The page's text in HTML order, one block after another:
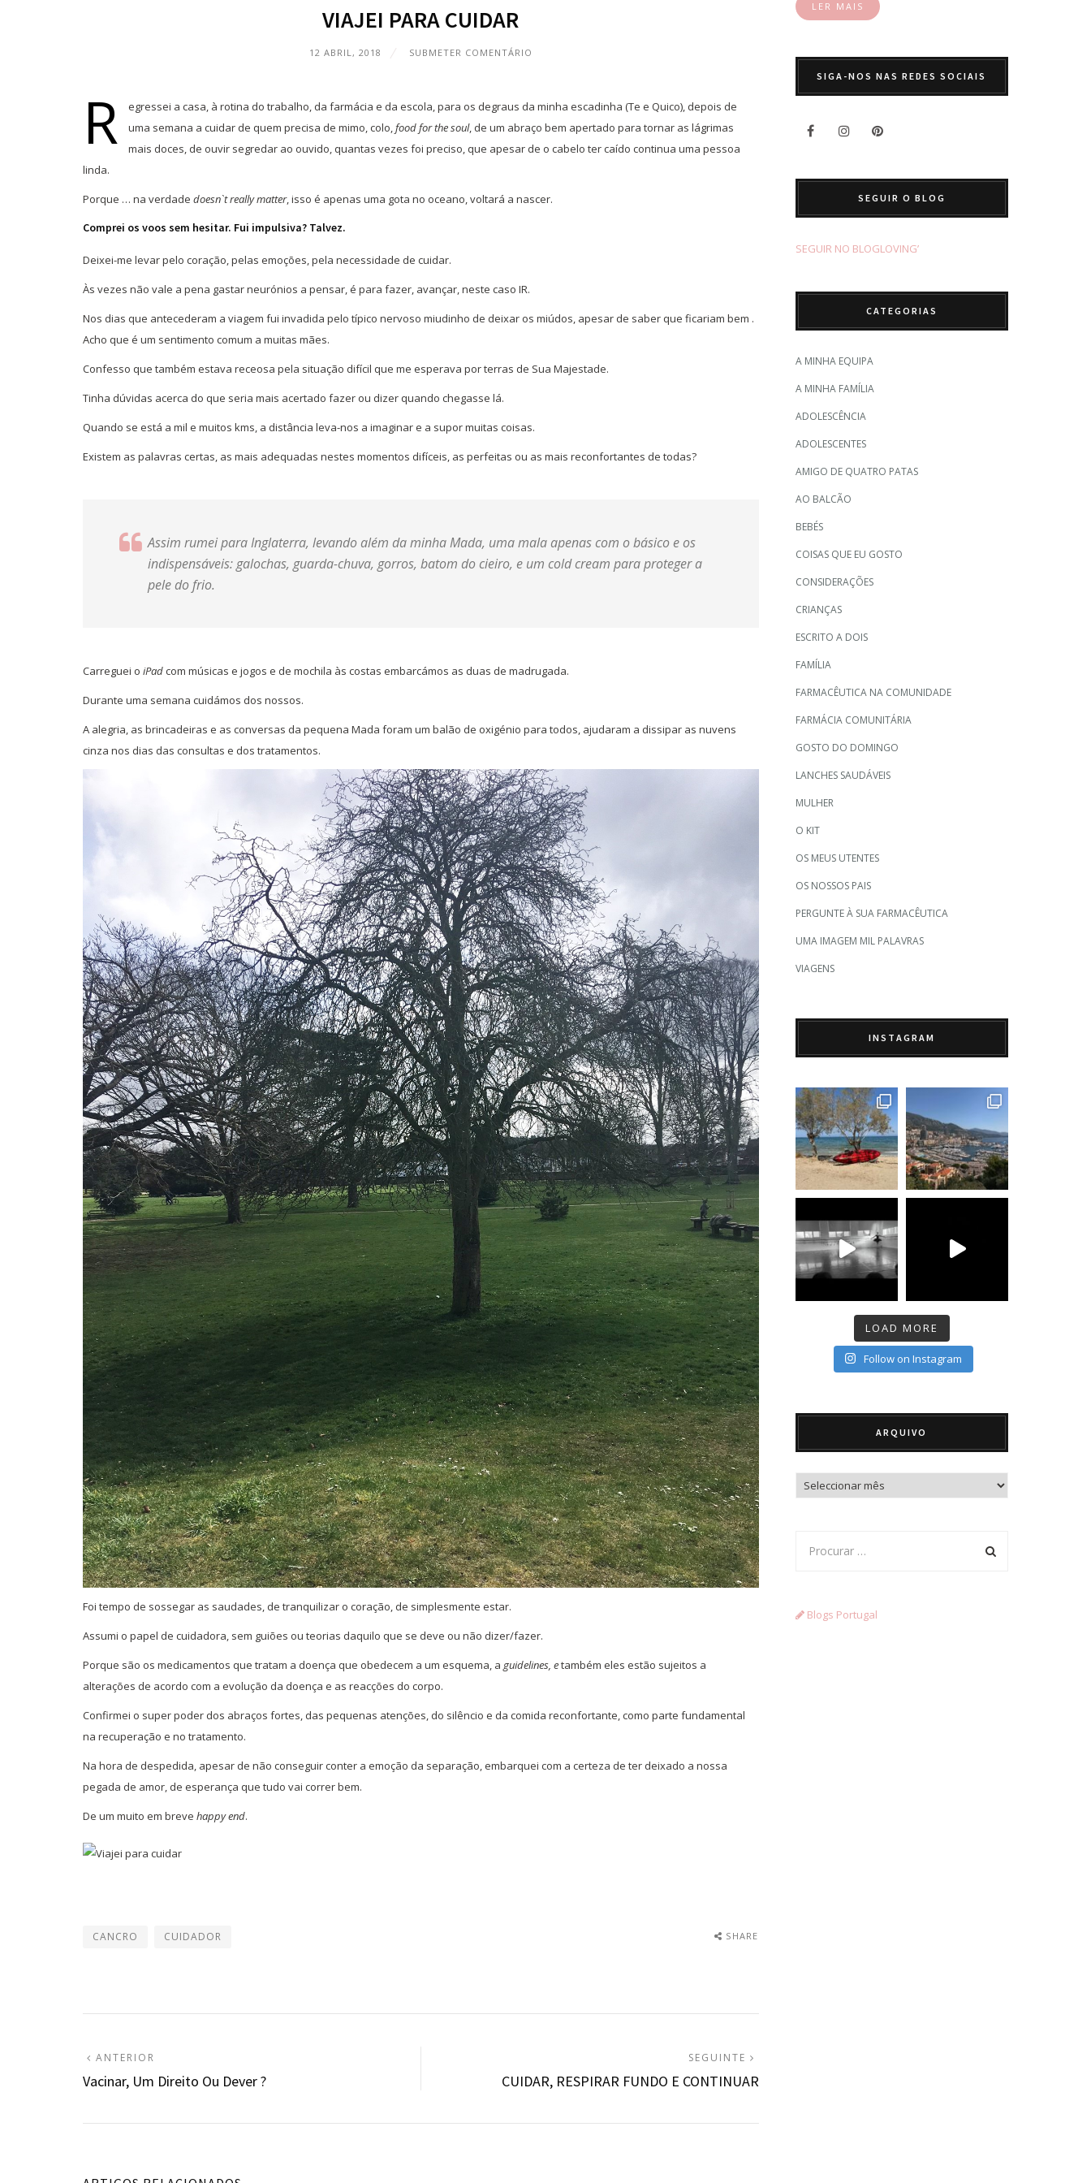
VIAJEI PARA CUIDAR
12 ABRIL, 2018 SUBMETER COMENTÁRIO
R
egressei a casa, à rotina do trabalho, da farmácia e da escola, para os degraus da minha escadinha (Te e Quico), depois de
uma semana a cuidar de quem precisa de mimo, colo,food for the soul, de um abraço bem apertado para tornar as lágrimas
mais doces, de ouvir segredar ao ouvido, quantas vezes foi preciso, que apesar de o cabelo ter caído continua uma pessoa
linda.
Porque … na verdade doesn`t really matter, isso é apenas uma gota no oceano, voltará a nascer.
Comprei os voos sem hesitar. Fui impulsiva? Talvez.
Deixei-me levar pelo coração, pelas emoções, pela necessidade de cuidar.
Às vezes não vale a pena gastar neurónios a pensar, é para fazer, avançar, neste caso IR.
Nos dias que antecederam a viagem fui invadida pelo típico nervoso miudinho de deixar os miúdos, apesar de saber que ficariam bem .
Acho que é um sentimento comum a muitas mães.
Confesso que também estava receosa pela situação difícil que me esperava por terras de Sua Majestade.
Tinha dúvidas acerca do que seria mais acertado fazer ou dizer quando chegasse lá.
Quando se está a mil e muitos kms, a distância leva-nos a imaginar e a supor muitas coisas.
Existem as palavras certas, as mais adequadas nestes momentos difíceis, as perfeitas ou as mais reconfortantes de todas?
Assim rumei para Inglaterra, levando além da minha Mada, uma mala apenas com o básico e os
indispensáveis: galochas, guarda-chuva, gorros, batom do cieiro, e um cold cream para proteger a
pele do frio.
Carreguei o iPadcom músicas e jogos e de mochila às costas embarcámos as duas de madrugada.
Durante uma semana cuidámos dos nossos.
A alegria, as brincadeiras e as conversas da pequena Mada foram um balão de oxigénio para todos, ajudaram a dissipar as nuvens
cinza nos dias das consultas e dos tratamentos.
Foi tempo de sossegar as saudades, de tranquilizar o coração, de simplesmente estar.
Assumi o papel de cuidadora, sem guiões ou teorias daquilo que se deve ou não dizer/fazer.
Porque são os medicamentos que tratam a doença que obedecem a um esquema, a guidelines, etambém eles estão sujeitos a
alterações de acordo com a evolução da doença e as reacções do corpo.
Confirmei o super poder dos abraços fortes, das pequenas atenções, do silêncio e da comida reconfortante, como parte fundamental
na recuperação e no tratamento.
Na hora de despedida, apesar de não conseguir conter a emoção da separação, embarquei com a certeza de ter deixado a nossa
pegada de amor, de esperança que tudo vai correr bem.
De um muito em breve happy end.
SHARE
CANCRO CUIDADOR
Navegação
de
artigos
ANTERIOR
ANTERIOR:
Vacinar, Um Direito Ou Dever ?
SEGUINTE
SEGUINTE:
CUIDAR, RESPIRAR FUNDO E CONTINUAR
LER MAIS
SIGA-NOS NAS REDES SOCIAIS
SEGUIR O BLOG
SEGUIR NO BLOGLOVING’
CATEGORIAS
A MINHA EQUIPA
A MINHA FAMÍLIA
ADOLESCÊNCIA
ADOLESCENTES
AMIGO DE QUATRO PATAS
AO BALCÃO
BEBÉS
COISAS QUE EU GOSTO
CONSIDERAÇÕES
CRIANÇAS
ESCRITO A DOIS
FAMÍLIA
FARMACÊUTICA NA COMUNIDADE
FARMÁCIA COMUNITÁRIA
GOSTO DO DOMINGO
LANCHES SAUDÁVEIS
MULHER
O KIT
OS MEUS UTENTES
OS NOSSOS PAIS
PERGUNTE À SUA FARMACÊUTICA
UMA IMAGEM MIL PALAVRAS
VIAGENS
INSTAGRAM
LOAD MORE
Follow on Instagram
ARQUIVO
Arquivo
Blogs Portugal